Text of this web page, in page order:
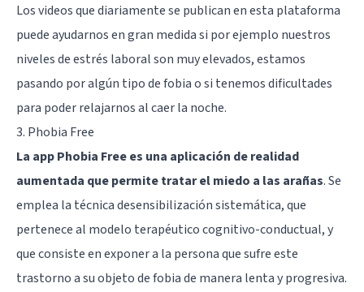
Los videos que diariamente se publican en esta plataforma
puede ayudarnos en gran medida si por ejemplo nuestros
niveles de estrés laboral son muy elevados, estamos
pasando por algún tipo de fobia o si tenemos dificultades
para poder relajarnos al caer la noche.
3. Phobia Free
La app Phobia Free es una aplicación de realidad
aumentada que permite tratar el miedo a las arañas. Se
emplea la técnica desensibilización sistemática, que
pertenece al modelo terapéutico cognitivo-conductual, y
que consiste en exponer a la persona que sufre este
trastorno a su objeto de fobia de manera lenta y progresiva.